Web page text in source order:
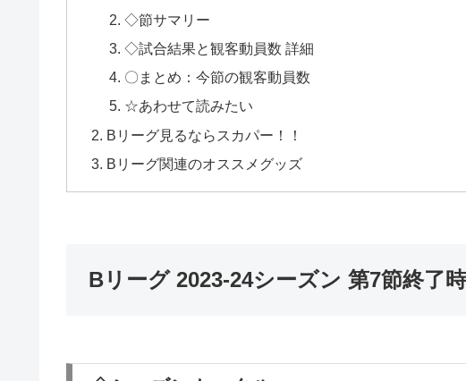
◇節サマリー
◇試合結果と観客動員数 詳細
〇まとめ：今節の観客動員数
☆あわせて読みたい
Bリーグ見るならスカパー！！
Bリーグ関連のオススメグッズ
Bリーグ 2023-24シーズン 第7節終了